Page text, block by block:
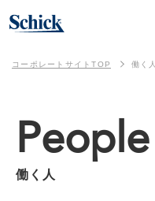
コーポレートサイトTOP 働く人
People
働く人